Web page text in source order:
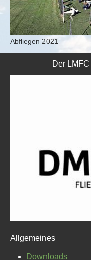
Abfliegen 2021
Der
Allgemeines
Downloads